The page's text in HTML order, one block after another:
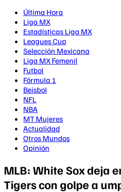
Última Hora
Liga MX
Estadísticas Liga MX
Leagues Cup
Selección Mexicana
Liga MX Femenil
Futbol
Fórmula 1
Beisbol
NFL
NBA
MT Mujeres
Actualidad
Otros Mundos
Opinión
MLB: White Sox deja
Tigers con golpe a